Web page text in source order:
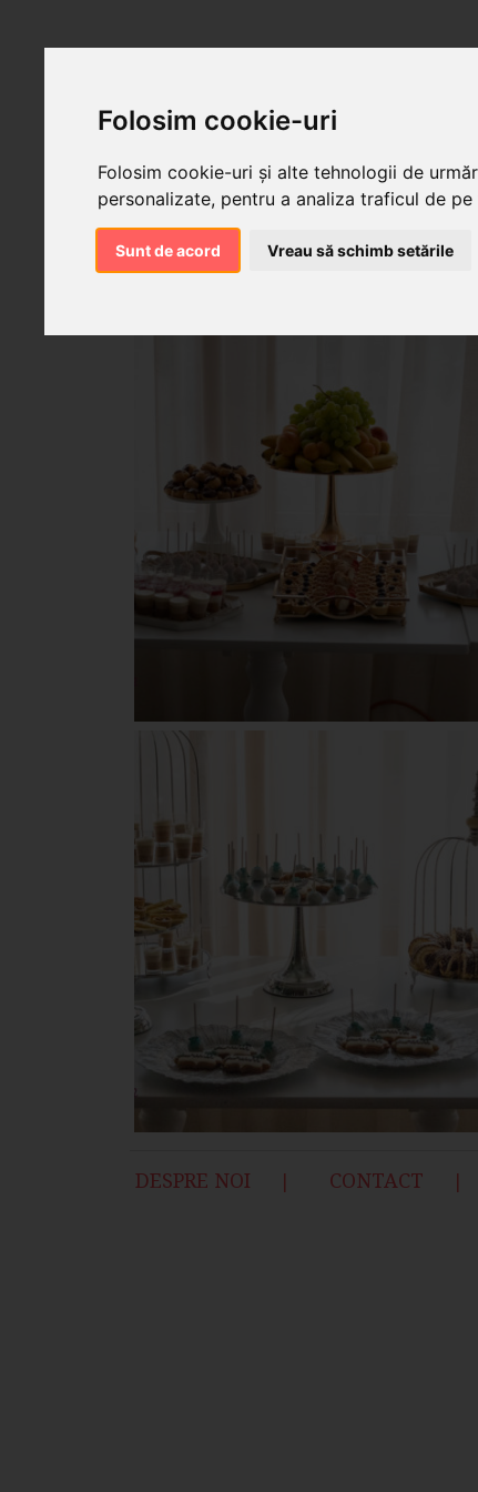
Folosim cookie-uri
Folosim cookie-uri și alte tehnologii de
personalizate, pentru a analiza traficul de
Sunt de acord Vreau să schimb setările
Produse cu tagul "candy bar
DESPRE NOI CONTACT